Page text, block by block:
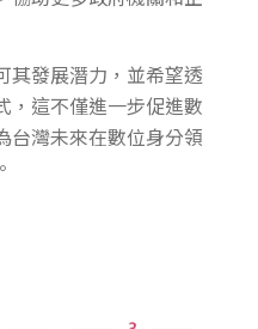
其發展潛力，並希望透
，這不僅進一步促進數
台灣未來在數位身分領